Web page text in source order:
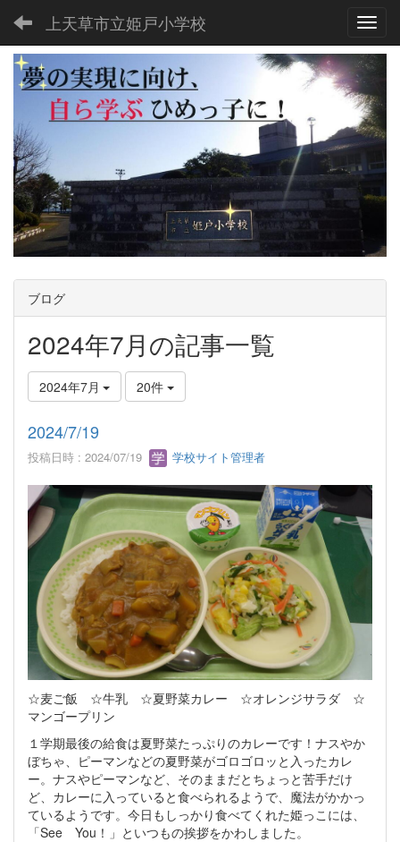
上天草市立姫戸小学校
ブログ
2024年7月の記事一覧
2024年7月 20件
2024/7/19
投稿日時 : 2024/07/19 学校サイト管理者
☆麦ご飯 ☆牛乳 ☆夏野菜カレー ☆オレンジサラダ ☆
マンゴープリン
１学期最後の給食は夏野菜たっぷりのカレーです！ナスやか
ぼちゃ、ピーマンなどの夏野菜がゴロゴロッと入ったカレ
ー。ナスやピーマンなど、そのままだとちょっと苦手だけ
ど、カレーに入っていると食べられるようで、魔法がかかっ
ているようです。今日もしっかり食べてくれた姫っこには、
「See You！」といつもの挨拶をかわしました。